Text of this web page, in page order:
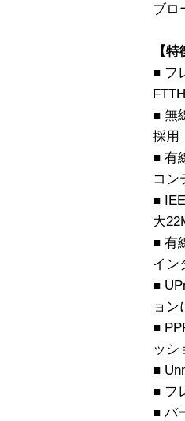
ブロ
【特
■ フ
■ 無
採用
■ 有
コン
■
大
■ 有
イン
■
ョ
■
ッシ
■
■ フ
■ バ